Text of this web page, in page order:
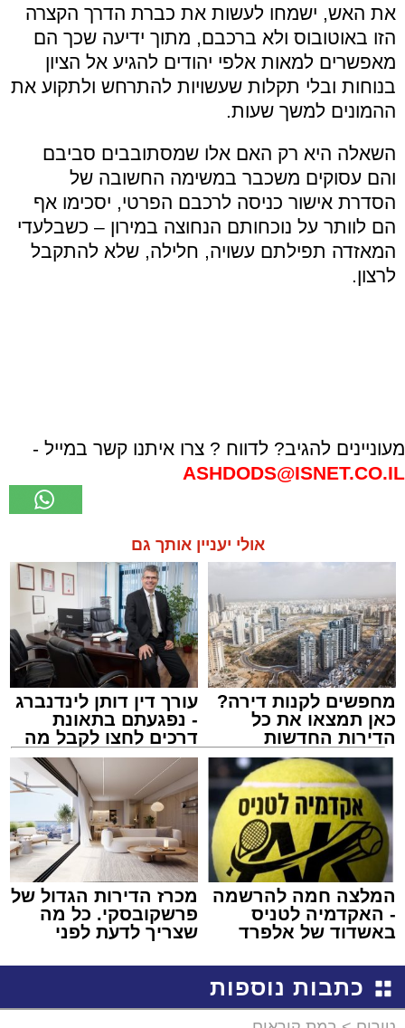
את האש, ישמחו לעשות את כברת הדרך הקצרה
הזו באוטובוס ולא ברכבם, מתוך ידיעה שכך הם
מאפשרים למאות אלפי יהודים להגיע אל הציון
בנוחות ובלי תקלות שעשויות להתרחש ולתקוע את
ההמונים למשך שעות.
השאלה היא רק האם אלו שמסתובבים סביבם
והם עסוקים משכבר במשימה החשובה של
הסדרת אישור כניסה לרכבם הפרטי, יסכימו אף
הם לוותר על נוכחותם הנחוצה במירון – כשבלעדי
המאזדה תפילתם עשויה, חלילה, שלא להתקבל
לרצון.
מעוניינים להגיב? לדווח ? צרו איתנו קשר במייל -
ASHDODS@ISNET.CO.IL
אולי יעניין אותך גם
מחפשים לקנות דירה?
כאן תמצאו את כל
הדירות החדשות
למכירה באשדוד >>>
עורך דין דותן לינדנברג
- נפגעתם בתאונת
דרכים לחצו לקבל מה
שמגיע לכם
המלצה חמה להרשמה
- האקדמיה לטניס
באשדוד של אלפרד
מכרז הדירות הגדול של
פרשקובסקי. כל מה
שצריך לדעת לפני
באשדוד
כתבות נוספות